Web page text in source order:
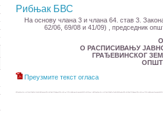
Рибњак БВС
На основу члана 3 и члана 64. став 3.
62/06, 69/08 и 41/09) , председник
О РАСПИСИВАЊУ
ГРАЂЕВИНСКОГ
Преузмите текст огласа